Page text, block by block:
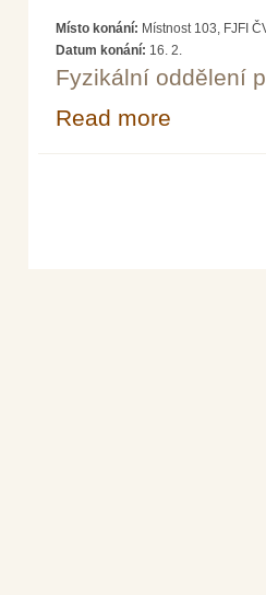
Místo konání: Místnost 103, FJFI
Datum konání: 16. 2.
Fyzikální oddělení
Read more